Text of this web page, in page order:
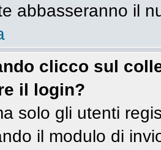
abbasseranno il
clicco sul
il login?
solo gli utenti
il modulo di